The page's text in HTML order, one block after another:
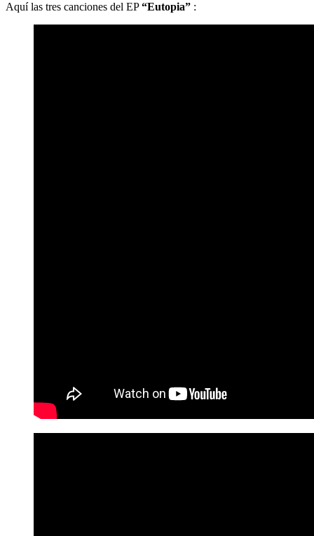
Aquí las tres canciones del EP“Eutopia” :